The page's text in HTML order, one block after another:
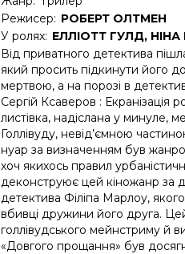
Режисер: РОБЕРТ ОЛТМЕН
У ролях: ЕЛЛІОТТ ГУЛД,
Від приватного детектива
який просить підкинути його
мертвою, а на порозі в
Сергій Ксаверов :
листівка, надіслана у минуле,
Голлівуду, невід’ємною
нуар за визначенням був
хоч якихось правил
деконструює цей кіножанр за
детектива Філіпа Марлоу,
вбивці дружини його друга.
голлівудського мейнстриму й
«Довгого прощання» був